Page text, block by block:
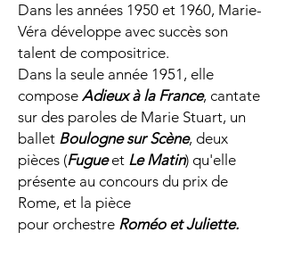
Dans les années 1950 et 1960, Marie-
Véra développe avec succès son
talent de compositrice.
Dans la seule année 1951, elle
compose Adieux à la France, cantate
sur des paroles de Marie Stuart, un
ballet Boulogne sur Scène, deux
pièces (Fugueet Le Matin) qu'elle
présente au concours du prix de
Rome, et la pièce
pour orchestre Roméo et Juliette.